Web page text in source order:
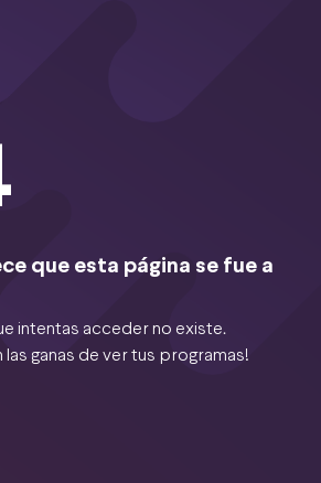
que esta página se fue a
intentas acceder no existe.
las ganas de ver tus programas!